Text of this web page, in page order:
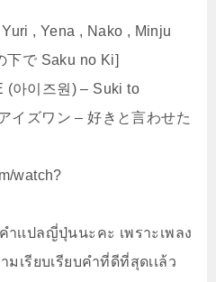
, Yena , Nako , Minju
下で Saku no Ki]
(아이즈원) – Suki to
イズワン – 好きと言わせた
watch?
ำเเปลญี่ปุ่นนะคะ เพราะเพลง
เรียบเรียบคำที่ดีที่สุดเเล้ว